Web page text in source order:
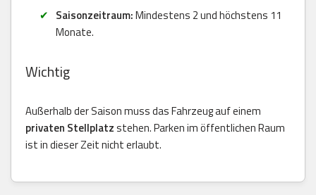
Saisonzeitraum:Mindestens 2 und höchstens 11
Monate.
Wichtig
Außerhalb der Saison muss das Fahrzeug auf einem
privaten Stellplatzstehen. Parken im öffentlichen Raum
ist in dieser Zeit nicht erlaubt.